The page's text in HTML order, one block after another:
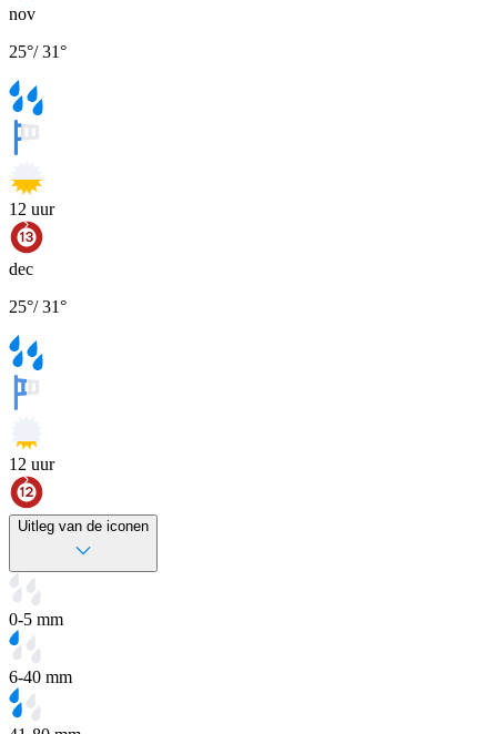
nov
25°/31°
12 uur
dec
25°/31°
12 uur
Uitleg van de iconen
0-5 mm
6-40 mm